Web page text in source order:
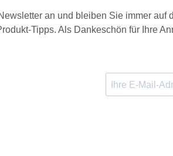
an und bleiben Sie immer
Tipps. Als Dankeschön für Ihre